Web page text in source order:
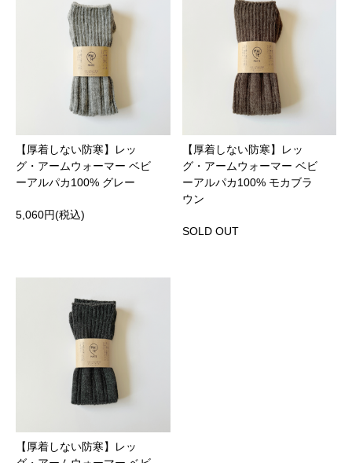
【厚着しない防寒】レッ
グ・アームウォーマー ベビ
ーアルパカ100% グレー
5,060円(税込)
【厚着しない防寒】レッ
グ・アームウォーマー ベビ
ーアルパカ100% モカブラ
ウン
SOLD OUT
【厚着しない防寒】レッ